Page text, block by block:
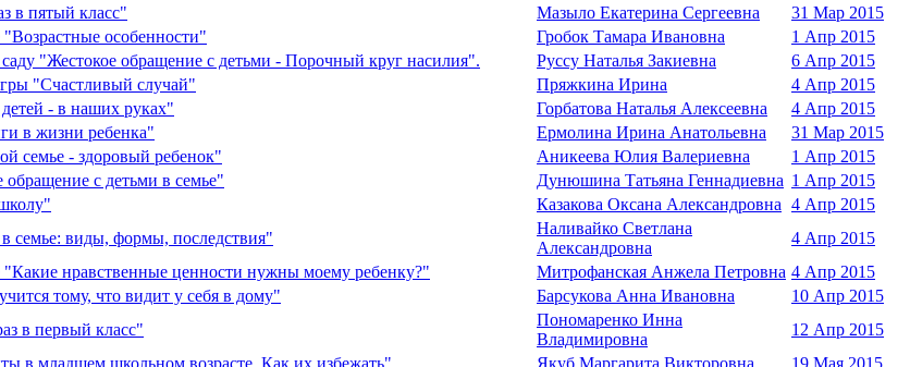
в пятый класс" Мазыло Екатерина Сергеевна
31 Мар 2015
особенности" Гробок Тамара Ивановна
1 Апр 2015
"Жестокое обращение с детьми - Порочный круг насилия". Руссу Наталья Закиевна
6 Апр 2015
"Счастливый случай" Пряжкина Ирина
4 Апр 2015
- в наших руках" Горбатова Наталья Алексеевна
4 Апр 2015
в жизни ребенка" Ермолина Ирина Анатольевна
31 Мар 2015
семье - здоровый ребенок" Аникеева Юлия Валериевна
1 Апр 2015
с детьми в семье" Дунюшина Татьяна Геннадиевна 1 Апр 2015
Казакова Оксана Александровна 4 Апр 2015
семье: виды, формы, последствия"
Наливайко Светлана
Александровна
4 Апр 2015
"Какие нравственные ценности нужны моему ребенку?" Митрофанская Анжела Петровна 4 Апр 2015
тому, что видит у себя в дому" Барсукова Анна Ивановна
10 Апр 2015
в первый класс"
Пономаренко Инна
Владимировна
12 Апр 2015